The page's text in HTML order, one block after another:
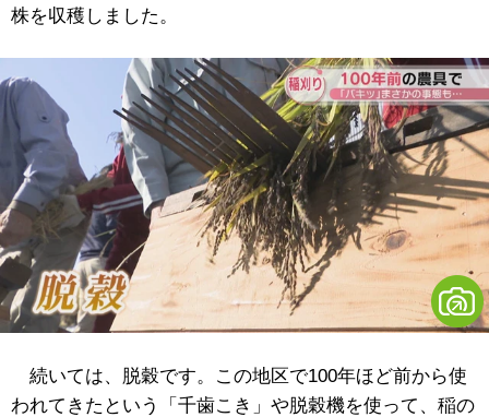
株を収穫しました。
続いては、脱穀です。この地区で100年ほど前から使
われてきたという「千歯こき」や脱穀機を使って、稲の